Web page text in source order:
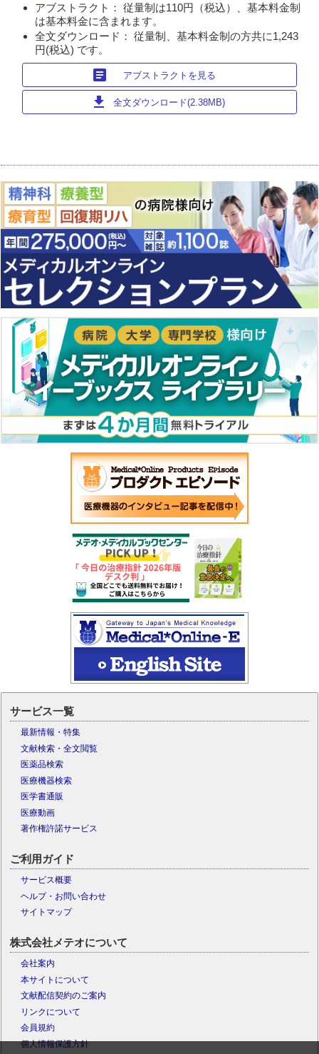
アブストラクト： 従量制は110円（税込）、基本料金制
は基本料金に含まれます。
全文ダウンロード： 従量制、基本料金制の方共に1,243
円(税込) です。
article アブストラクトを見る
download 全文ダウンロード(2.38MB)
サービス一覧
最新情報・特集
文献検索・全文閲覧
医薬品検索
医療機器検索
医学書通販
医療動画
著作権許諾サービス
ご利用ガイド
サービス概要
ヘルプ・お問い合わせ
サイトマップ
株式会社メテオについて
会社案内
本サイトについて
文献配信契約のご案内
リンクについて
会員規約
個人情報保護方針